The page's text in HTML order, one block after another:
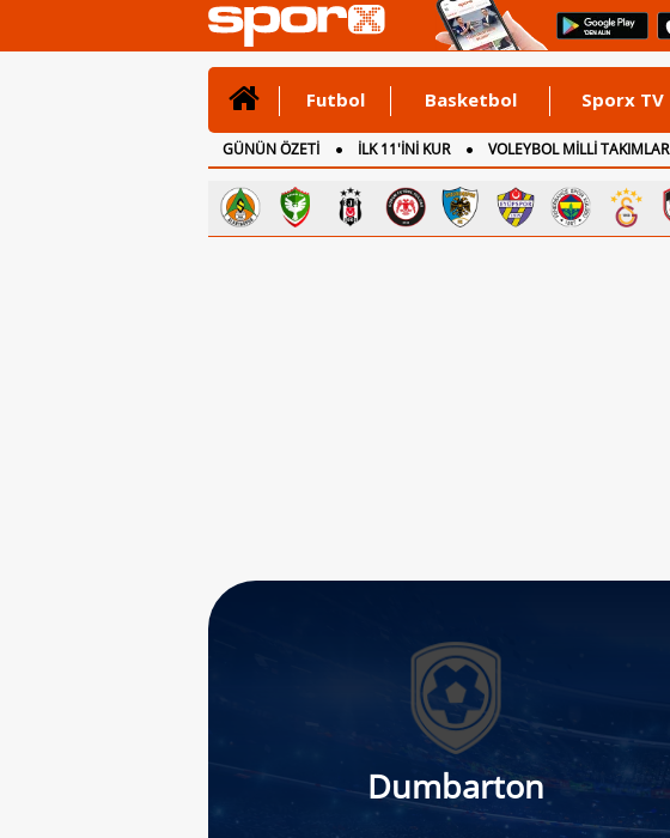
Futbol Basketbol Sporx TV
GÜNÜN ÖZETİ İLK 11'İNİ KUR VOLEYBOL MİLLİ TAKIMLAR
CANLI ANLATIM
İNGİLTERE
Dumbarton